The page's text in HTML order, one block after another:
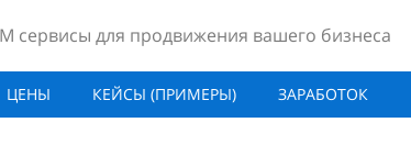
сервисы для продвижения вашего бизнеса
ЦЕНЫ КЕЙСЫ (ПРИМЕРЫ) ЗАРАБОТОК